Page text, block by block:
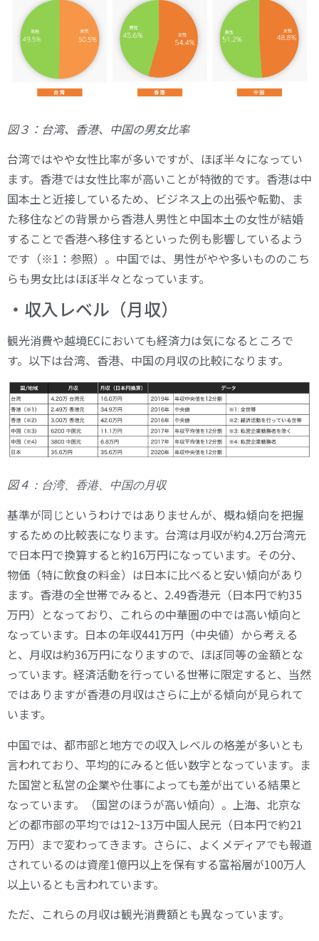
図３：台湾、香港、中国の男女比率
台湾ではやや女性比率が多いですが、ほぼ半々になってい
ます。香港では女性比率が高いことが特徴的です。香港は中
国本土と近接しているため、ビジネス上の出張や転勤、ま
た移住などの背景から香港人男性と中国本土の女性が結婚
することで香港へ移住するといった例も影響しているよう
です（※1：参照）。中国では、男性がやや多いもののこち
らも男女比はほぼ半々となっています。
・収入レベル（月収）
観光消費や越境ECにおいても経済力は気になるところで
す。以下は台湾、香港、中国の月収の比較になります。
図４ ：台湾、香港、中国の月収
基準が同じというわけではありませんが、概ね傾向を把握
するための比較表になります。台湾は月収が約4.2万台湾元
で日本円で換算すると約16万円になっています。その分、
物価（特に飲食の料金）は日本に比べると安い傾向があり
ます。香港の全世帯でみると、2.49香港元（日本円で約35
万円）となっており、これらの中華圏の中では高い傾向と
なっています。日本の年収441万円（中央値）から考える
と、月収は約36万円になりますので、ほぼ同等の金額とな
っています。経済活動を行っている世帯に限定すると、当然
ではありますが香港の月収はさらに上がる傾向が見られて
います。
中国では、都市部と地方での収入レベルの格差が多いとも
言われており、平均的にみると低い数字となっています。ま
た国営と私営の企業や仕事によっても差が出ている結果と
なっています。（国営のほうが高い傾向）。上海、北京な
どの都市部の平均では12~13万中国人民元（日本円で約21
万円）まで変わってきます。さらに、よくメディアでも報道
されているのは資産1億円以上を保有する富裕層が100万人
以上いるとも言われています。
ただ、これらの月収は観光消費額とも異なっています。